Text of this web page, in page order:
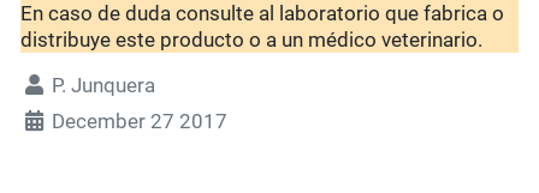
En caso de duda consulte al laboratorio que fabrica o
distribuye este producto o a un médico veterinario.
P. Junquera
December 27 2017